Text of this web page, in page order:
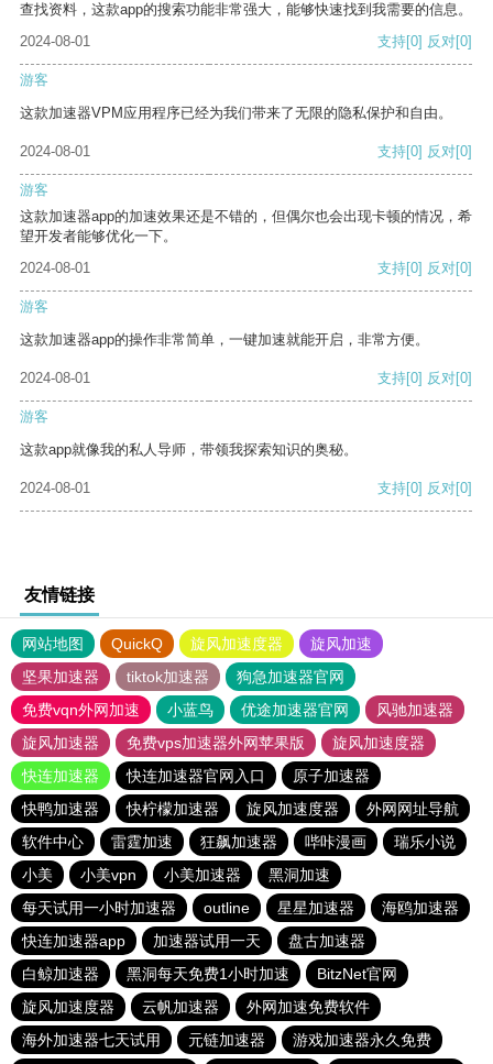
查找资料，这款app的搜索功能非常强大，能够快速找到我需要的信息。
2024-08-01
支持[0] 反对[0]
游客
这款加速器VPM应用程序已经为我们带来了无限的隐私保护和自由。
2024-08-01 支持[0] 反对[0]
游客
这款加速器app的加速效果还是不错的，但偶尔也会出现卡顿的情况，希
望开发者能够优化一下。
2024-08-01
支持[0] 反对[0]
游客
这款加速器app的操作非常简单，一键加速就能开启，非常方便。
2024-08-01 支持[0] 反对[0]
游客
这款app就像我的私人导师，带领我探索知识的奥秘。
2024-08-01 支持[0] 反对[0]
友情链接
网站地图 QuickQ 旋风加速度器
旋风加速
坚果加速器
tiktok加速器
狗急加速器官网
免费vqn外网加速
小蓝鸟 优途加速器官网
风驰加速器
旋风加速器
免费vps加速器外网苹果版
旋风加速度器
快连加速器
快连加速器官网入口
原子加速器
快鸭加速器
快柠檬加速器 旋风加速度器
外网网址导航
软件中心
雷霆加速 狂飙加速器 哔咔漫画
瑞乐小说
小美
小美vpn 小美加速器
黑洞加速
每天试用一小时加速器
outline 星星加速器
海鸥加速器
快连加速器app
加速器试用一天
盘古加速器
白鲸加速器
黑洞每天免费1小时加速
BitzNet官网
旋风加速度器
云帆加速器
外网加速免费软件
海外加速器七天试用
元链加速器 游戏加速器永久免费